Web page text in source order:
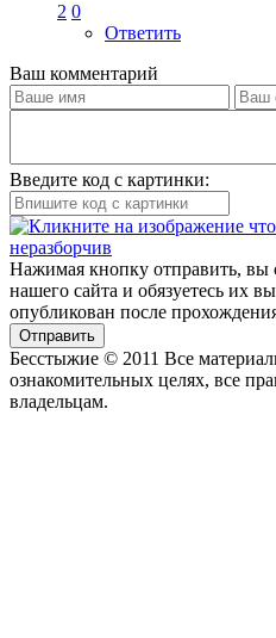
2 0
Ответить
Ваш комментарий
Введите код с картинки:
Нажимая кнопку отправить, вы
нашего сайта и обязуетесь их
опубликован после
Отправить
Бесстыжие © 2011 Все
ознакомительных целях, все
владельцам.